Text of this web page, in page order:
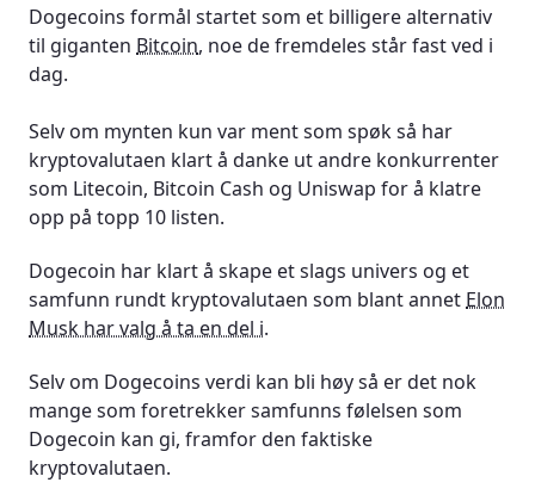
Kan noen hacke meg eller stjele Dogecoins fra
meg?
Hvordan kan jeg kjøpe Dogecoin?
Hvordan kan jeg betale for Dogecoin?
Er det en god eller dårlig ide å investere i
Dogecoin?
Kan jeg investere i Dogecoin med giring?
Kan jeg daytrade med Dogecoin?
Er Dogecoin en god langsiktig investering?
Dogecoins formål startet som et billigere alternativ
til giganten Bitcoin, noe de fremdeles står fast ved i
dag.
Selv om mynten kun var ment som spøk så har
kryptovalutaen klart å danke ut andre konkurrenter
som Litecoin, Bitcoin Cash og Uniswap for å klatre
opp på topp 10 listen.
Dogecoin har klart å skape et slags univers og et
samfunn rundt kryptovalutaen som blant annet Elon
Musk har valg å ta en del i.
Selv om Dogecoins verdi kan bli høy så er det nok
mange som foretrekker samfunns følelsen som
Dogecoin kan gi, framfor den faktiske
kryptovalutaen.